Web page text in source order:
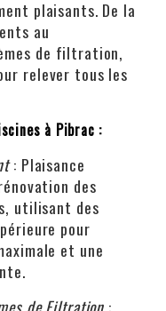
plaisants. De la
au
de filtration,
relever tous les
à Pibrac :
: Plaisance
des
utilisant des
pour
et une
de Filtration :